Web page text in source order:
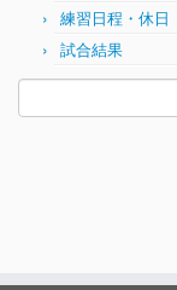
練習日程・休日
試合結果
索: